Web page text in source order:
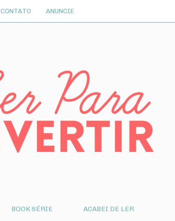
CONTATO ANUNCIE
BOOK SÉRIE ACABEI DE LER